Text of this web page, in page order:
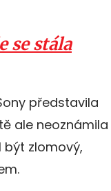
se stála
představila
ale neoznámila
být zlomový,